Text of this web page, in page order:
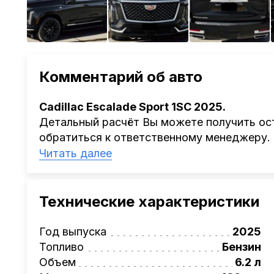
Комментарий об авто
Cadillac Escalade Sport 1SC 2025.
Детальный расчёт Вы можете получить
обратиться к ответственному менеджеру.
Наша компания
проверка автомобиля, полное
растаможке. Экономьте свое время и
Также, для граждан РБ действует
Условия и подробности можно узнать по
AutoCapital
– просто доверьте работу
Читать далее
Технические характеристики
Год выпуска
2025
Топливо
Бензин
Объем
6.2 л